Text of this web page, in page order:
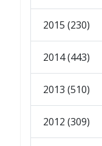
2015 (230)
2014 (443)
2013 (510)
2012 (309)